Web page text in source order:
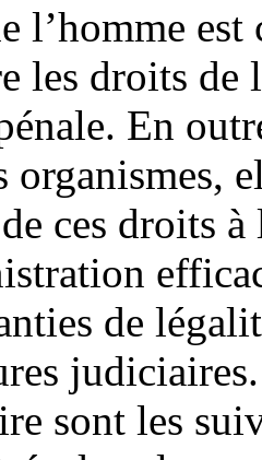
l’homme est
les droits de
En
organismes,
ces droits
de
sont les